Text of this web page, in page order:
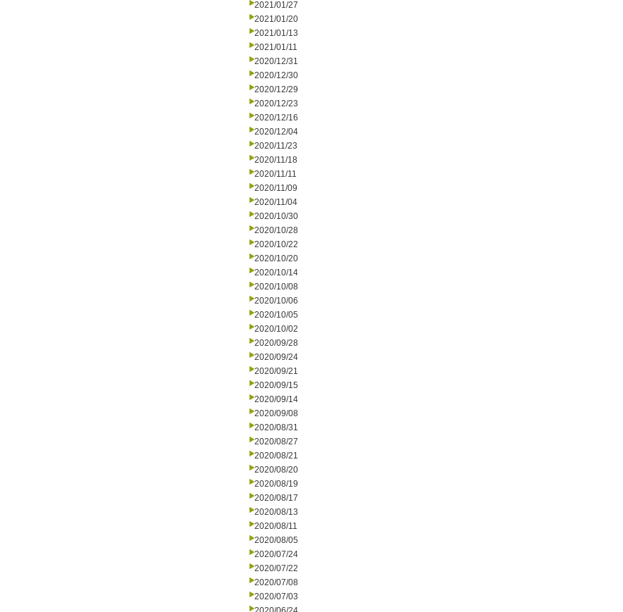
2021/01/27
2021/01/20
2021/01/13
2021/01/11
2020/12/31
2020/12/30
2020/12/29
2020/12/23
2020/12/16
2020/12/04
2020/11/23
2020/11/18
2020/11/11
2020/11/09
2020/11/04
2020/10/30
2020/10/28
2020/10/22
2020/10/20
2020/10/14
2020/10/08
2020/10/06
2020/10/05
2020/10/02
2020/09/28
2020/09/24
2020/09/21
2020/09/15
2020/09/14
2020/09/08
2020/08/31
2020/08/27
2020/08/21
2020/08/20
2020/08/19
2020/08/17
2020/08/13
2020/08/11
2020/08/05
2020/07/24
2020/07/22
2020/07/08
2020/07/03